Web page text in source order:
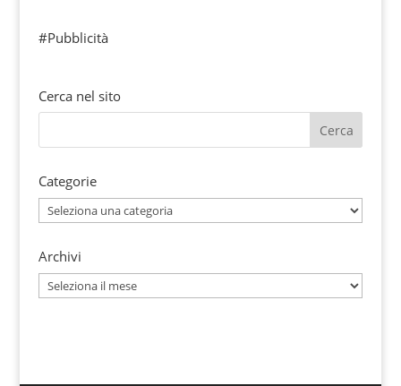
#Pubblicità
Cerca nel sito
Categorie
Categorie
Archivi
Archivi